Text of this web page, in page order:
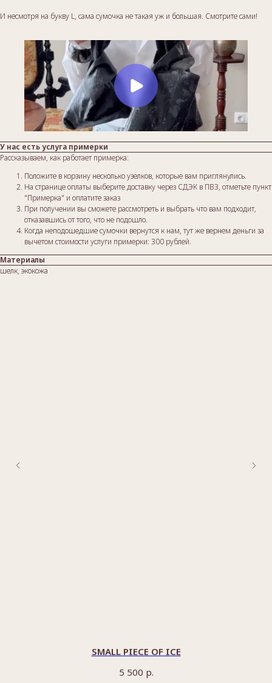
И несмотря на букву L, сама сумочка не такая уж и большая. Смотрите сами!
У нас есть услуга примерки
Рассказываем, как работает примерка:
Положите в корзину несколько узелков, которые вам приглянулись.
На странице оплаты выберите доставку через СДЭК в ПВЗ, отметьте пункт
"Примерка" и оплатите заказ
При получении вы сможете рассмотреть и выбрать что вам подходит,
отказавшись от того, что не подошло.
Когда неподошедшие сумочки вернутся к нам, тут же вернем деньги за
вычетом стоимости услуги примерки: 300 рублей.
Материалы
шелк, экокожа
SMALL PIECE OF ICE
5 500 р.